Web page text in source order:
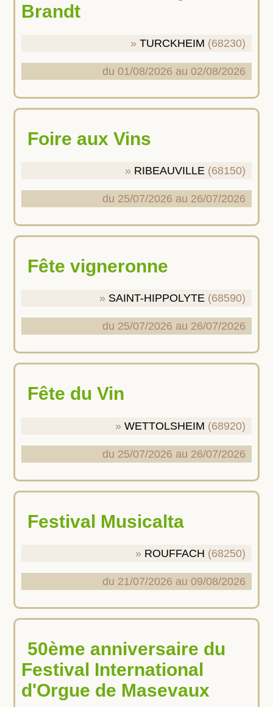
Brandt
TURCKHEIM (68230)
du 01/08/2026 au 02/08/2026
Foire aux Vins
RIBEAUVILLE (68150)
du 25/07/2026 au 26/07/2026
Fête vigneronne
SAINT-HIPPOLYTE (68590)
du 25/07/2026 au 26/07/2026
Fête du Vin
WETTOLSHEIM (68920)
du 25/07/2026 au 26/07/2026
Festival Musicalta
ROUFFACH (68250)
du 21/07/2026 au 09/08/2026
50ème anniversaire du
Festival International
d'Orgue de Masevaux